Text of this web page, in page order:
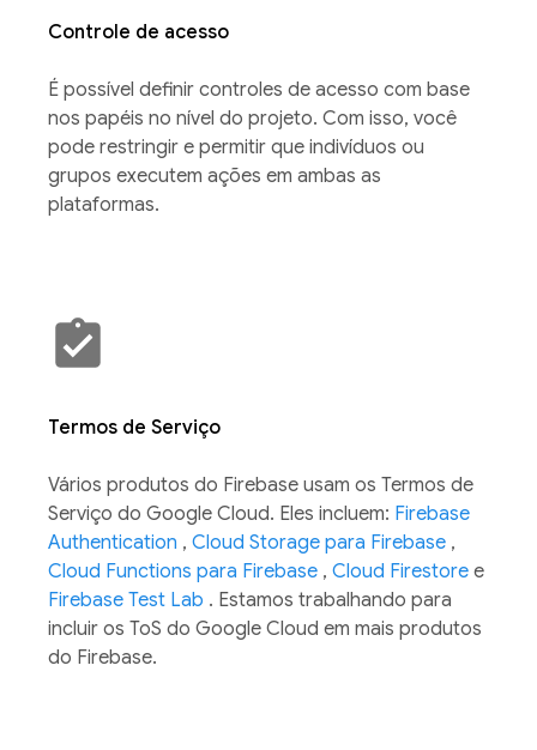
Controle de acesso
É possível definir controles de acesso com base
nos papéis no nível do projeto. Com isso, você
pode restringir e permitir que indivíduos ou
grupos executem ações em ambas as
plataformas.
Termos de Serviço
Vários produtos do Firebase usam os Termos de
Serviço do Google Cloud. Eles incluem: Firebase
Authentication , Cloud Storage para Firebase ,
Cloud Functions para Firebase , Cloud Firestore e
Firebase Test Lab . Estamos trabalhando para
incluir os ToS do Google Cloud em mais produtos
do Firebase.